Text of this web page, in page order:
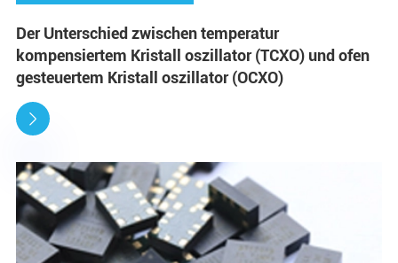
Der Unterschied zwischen temperatur
kompensiertem Kristall oszillator (TCXO) und ofen
gesteuertem Kristall oszillator (OCXO)
